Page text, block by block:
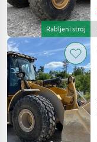
Rabljeni stroj